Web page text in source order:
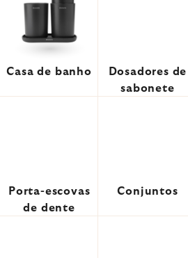
Casa de banho
Dosadores de
sabonete
Porta-escovas
de dente
Conjuntos